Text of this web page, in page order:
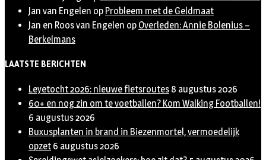
Jan van Engelen op Probleem met de Geldmaat
Jan en Roos van Engelen op Overleden: Annie Bolenius –
Berkelmans
LAATSTE BERICHTEN
Leyetocht 2026: nieuwe fietsroutes 8 augustus 2026
60+ en nog zin om te voetballen? Kom Walking Footballen!
6 augustus 2026
Buxusplanten in brand in Biezenmortel, vermoedelijk
opzet 6 augustus 2026